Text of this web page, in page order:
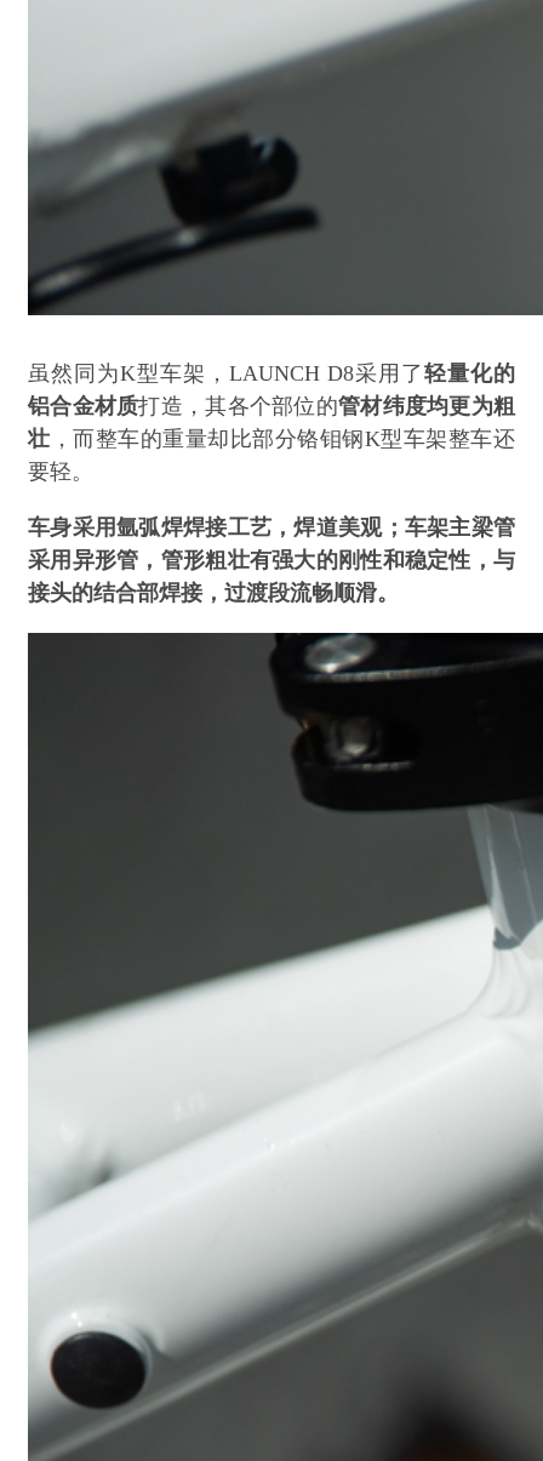
虽然同为K型车架，LAUNCH D8采用了轻量化的
铝合金材质打造，其各个部位的管材纬度均更为粗
壮 ，而整车的重量却比部分铬钼钢K型车架整车还
要轻。
车身采用氩弧焊焊接工艺，焊道美观；车架主梁管
采用异形管，管形粗壮有强大的刚性和稳定性，与
接头的结合部焊接，过渡段流畅顺滑。